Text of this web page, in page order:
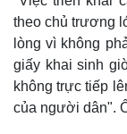
theo chủ trương
lòng vì không
giấy khai sinh
không trực tiếp
của người dân".